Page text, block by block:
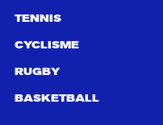
TENNIS
CYCLISME
RUGBY
BASKETBALL